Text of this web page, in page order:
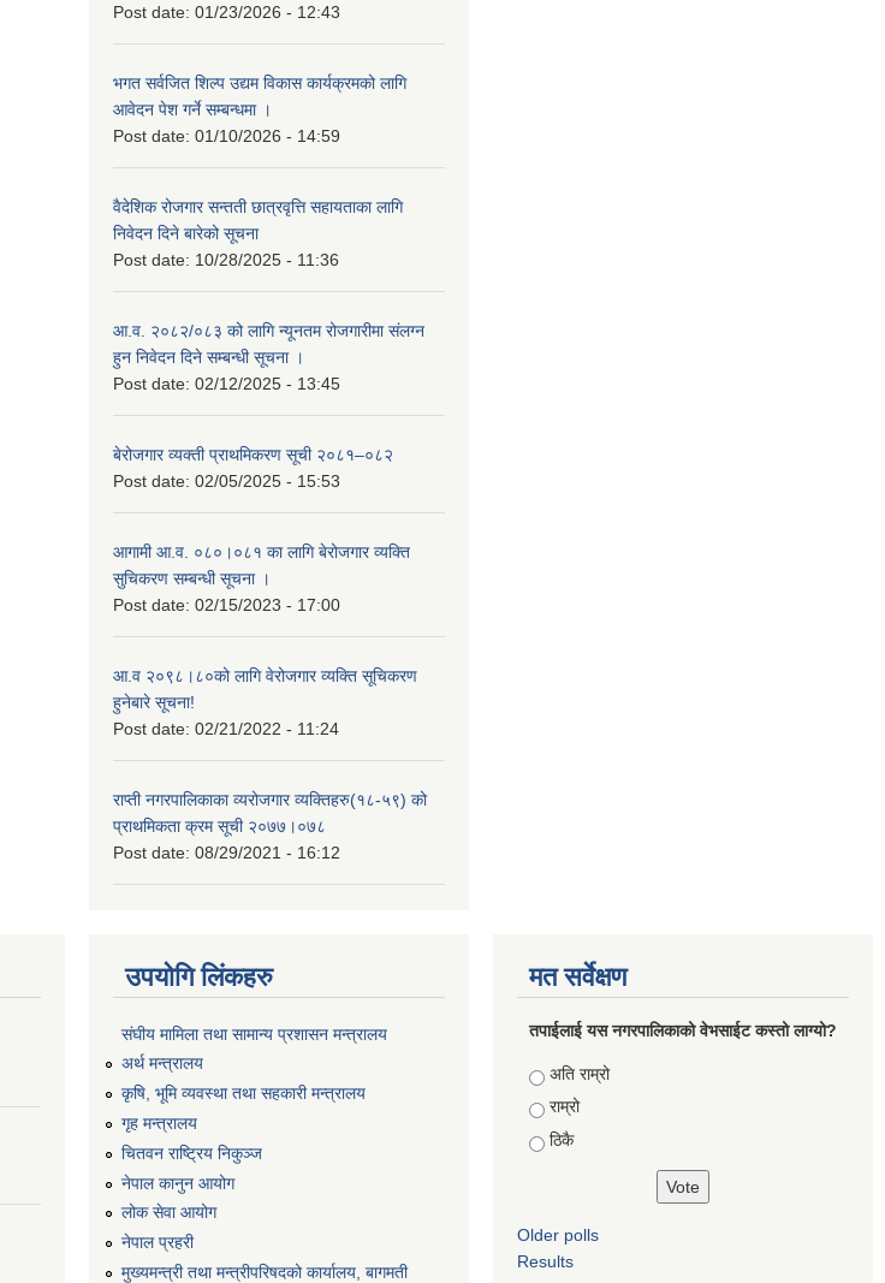
Post date: 01/23/2026 - 12:43
भगत सर्वजित शिल्प उद्यम विकास कार्यक्रमको लागि
आवेदन पेश गर्ने सम्बन्धमा ।
Post date: 01/10/2026 - 14:59
वैदेशिक रोजगार सन्तती छात्रवृत्ति सहायताका लागि
निवेदन दिने बारेको सूचना
Post date: 10/28/2025 - 11:36
आ.व. २०८२/०८३ को लागि न्यूनतम रोजगारीमा संलग्न
हुन निवेदन दिने सम्बन्धी सूचना ।
Post date: 02/12/2025 - 13:45
बेरोजगार व्यक्ती प्राथमिकरण सूची २०८१–०८२
Post date: 02/05/2025 - 15:53
आगामी आ.व. ०८०।०८१ का लागि बेरोजगार व्यक्ति
सुचिकरण सम्बन्धी सूचना ।
Post date: 02/15/2023 - 17:00
आ.व २०९८।८०को लागि वेरोजगार व्यक्ति सूचिकरण
हुनेबारे सूचना!
Post date: 02/21/2022 - 11:24
राप्ती नगरपालिकाका व्यरोजगार व्यक्तिहरु(१८-५९) को
प्राथमिकता क्रम सूची २०७७।०७८
Post date: 08/29/2021 - 16:12
उपयोगि लिंकहरु
संघीय मामिला तथा सामान्य प्रशासन मन्त्रालय
अर्थ मन्त्रालय
कृषि, भूमि व्यवस्था तथा सहकारी मन्त्रालय
गृह मन्त्रालय
चितवन राष्ट्रिय निकुञ्ज
नेपाल कानुन आयोग
लोक सेवा आयोग
नेपाल प्रहरी
मुख्यमन्त्री तथा मन्त्रीपरिषदको कार्यालय, बागमती
मत सर्वेक्षण
तपाईलाई यस नगरपालिकाको वेभसाईट कस्तो लाग्यो?
Choices
अति राम्रो
राम्रो
ठिकै
Older polls
Results